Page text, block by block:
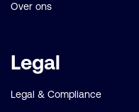
Over ons
Legal
Legal & Compliance